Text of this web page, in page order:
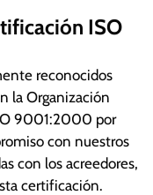
ISO
reconocidos
la Organización
9001:2000 por
con nuestros
con los acreedores,
certificación.